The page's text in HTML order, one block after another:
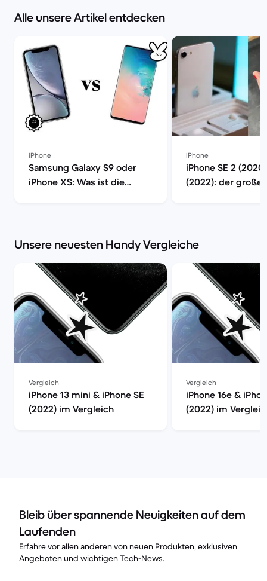
Alle unsere Artikel entdecken
iPhone
Samsung Galaxy S9 oder
iPhone XS: Was ist die
iPhone
iPhone SE 2
(2022): der große
Unsere neuesten Handy Vergleiche
Vergleich
iPhone 13 mini & iPhone SE
(2022) im Vergleich
Vergleich
iPhone 16e &
(2022) im
Bleib über spannende Neuigkeiten auf dem
Laufenden
Erfahre vor allen anderen von neuen Produkten, exklusiven
Angeboten und wichtigen Tech-News.